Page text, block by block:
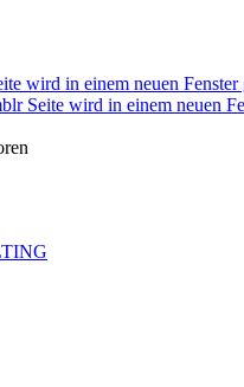
wird in einem neuen Fenster
Seite wird in einem neuen